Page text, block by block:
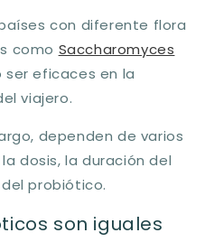
con diferente flora
como Saccharomyces
eficaces en la
viajero.
dependen de varios
dosis, la duración del
probiótico.
son iguales